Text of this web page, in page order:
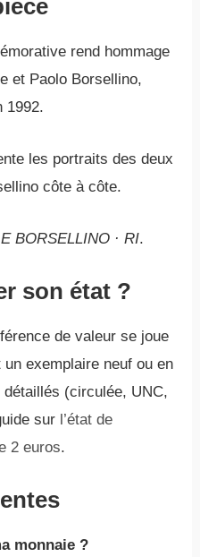
rend hommage
et Paolo Borsellino,
1992.
les portraits des deux
côte à côte.
BORSELLINO · RI.
son état ?
de valeur se joue
exemplaire neuf ou en
(circulée, UNC,
sur l’état de
2 euros.
monnaie ?